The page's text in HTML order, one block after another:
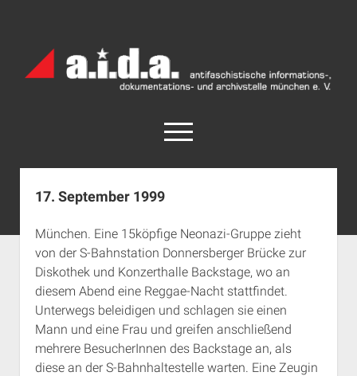
Archiv
München
open
menu
facebook
rss info@aida-archiv.de
Aktuelles
Termine
open
dropdown
menu
Antifaschistische Termine im Süden
Antifaschistische Termine in München
Rechte Termine im Süden
Rechte Termine München
Chronologie
Das Archiv
open
dropdown
menu
a.i.d.a. e. V. unterstützen
Über a.i.d.a.
Impressum
17. September 1999
München. Eine 15köpfige Neonazi-Gruppe zieht
von der S-Bahnstation Donnersberger Brücke zur
Diskothek und Konzerthalle Backstage, wo an
diesem Abend eine Reggae-Nacht stattfindet.
Unterwegs beleidigen und schlagen sie einen
Mann und eine Frau und greifen anschließend
mehrere BesucherInnen des Backstage an, als
diese an der S-Bahnhaltestelle warten. Eine Zeugin